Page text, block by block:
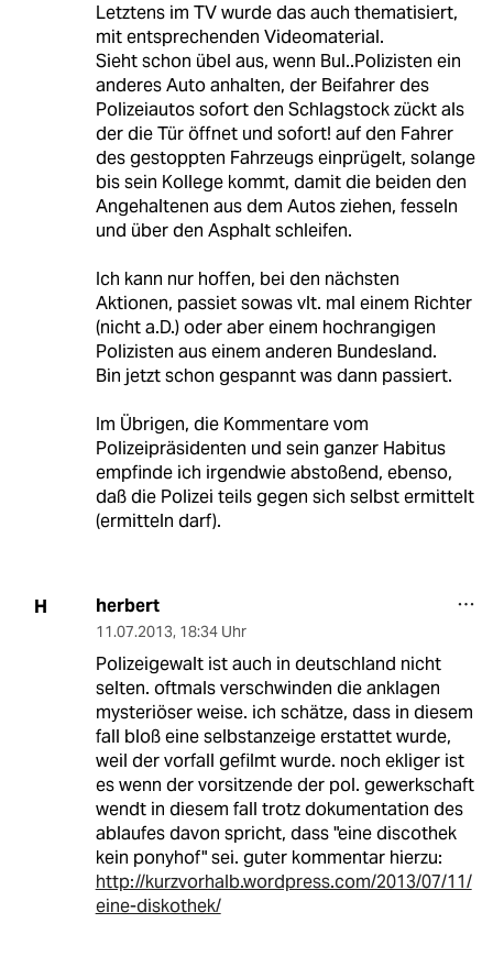
Letztens im TV wurde das auch thematisiert,
mit entsprechenden Videomaterial.
Sieht schon übel aus, wenn Bul..Polizisten ein
anderes Auto anhalten, der Beifahrer des
Polizeiautos sofort den Schlagstock zückt als
der die Tür öffnet und sofort! auf den Fahrer
des gestoppten Fahrzeugs einprügelt, solange
bis sein Kollege kommt, damit die beiden den
Angehaltenen aus dem Autos ziehen, fesseln
und über den Asphalt schleifen.
Ich kann nur hoffen, bei den nächsten
Aktionen, passiet sowas vlt. mal einem Richter
(nicht a.D.) oder aber einem hochrangigen
Polizisten aus einem anderen Bundesland.
Bin jetzt schon gespannt was dann passiert.
Im Übrigen, die Kommentare vom
Polizeipräsidenten und sein ganzer Habitus
empfinde ich irgendwie abstoßend, ebenso,
daß die Polizei teils gegen sich selbst ermittelt
(ermitteln darf).
H herbert
11.07.2013, 18:34 Uhr
Polizeigewalt ist auch in deutschland nicht
selten. oftmals verschwinden die anklagen
mysteriöser weise. ich schätze, dass in diesem
fall bloß eine selbstanzeige erstattet wurde,
weil der vorfall gefilmt wurde. noch ekliger ist
es wenn der vorsitzende der pol. gewerkschaft
wendt in diesem fall trotz dokumentation des
ablaufes davon spricht, dass "eine discothek
kein ponyhof" sei. guter kommentar hierzu:
http://kurzvorhalb.wordpress.com/2013/07/11/
eine-diskothek/